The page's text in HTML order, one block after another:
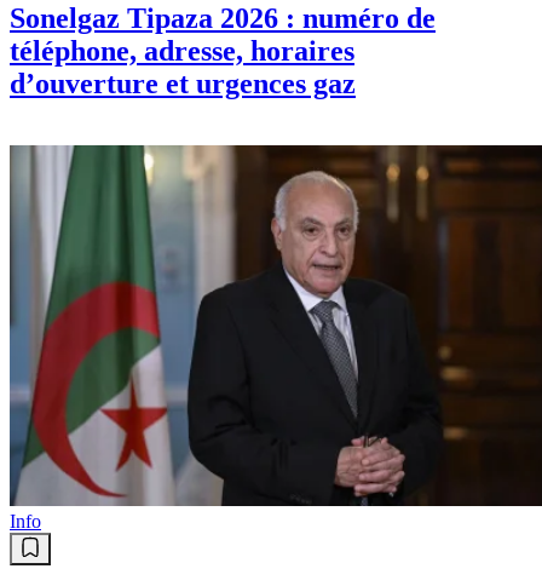
Sonelgaz Tipaza 2026 : numéro de
téléphone, adresse, horaires
d’ouverture et urgences gaz
Info